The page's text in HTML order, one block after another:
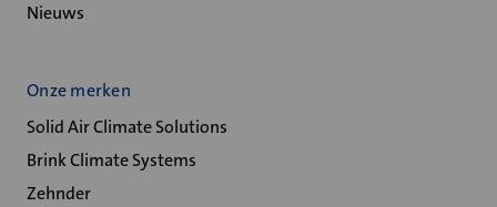
Nieuws
Onze merken
Solid Air Climate Solutions
Brink Climate Systems
Zehnder